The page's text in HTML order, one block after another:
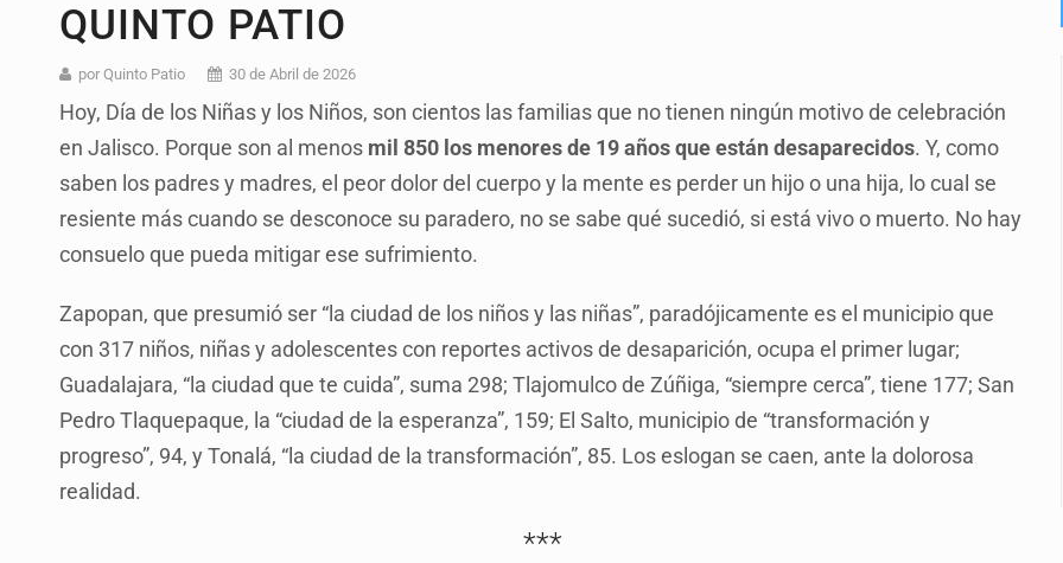
México rompe su récord histórico en los Juegos Centroamericanos
OPS alerta por aumento de casos de sarampión en México y otros tres países de Ámerica
Ayotzinapa: A casi 12 años, entre juicios a exfuncionarios y la fuga de Tomás Zerón
Caen en Zapopan 'El Ruso', objetivo prioritario por homicidios en Playa del Carmen
Pide regidora investigar dictámenes y desalojo de vecinos en Mirador de San Isidro
Ciclosporiasis no representa un riesgo epidemiológico masivo
Detienen en CDMX a Guadalupe “N” por huachicol
Belinda se corona como la más bella de 2026 en People en Español
QUINTO PATIO
por Quinto Patio 30 de Abril de 2026
Hoy, Día de los Niñas y los Niños, son cientos las familias que no tienen ningún motivo de celebración
en Jalisco. Porque son al menos mil 850 los menores de 19 años que están desaparecidos. Y, como
saben los padres y madres, el peor dolor del cuerpo y la mente es perder un hijo o una hija, lo cual se
resiente más cuando se desconoce su paradero, no se sabe qué sucedió, si está vivo o muerto. No hay
consuelo que pueda mitigar ese sufrimiento.
Zapopan, que presumió ser “la ciudad de los niños y las niñas”, paradójicamente es el municipio que
con 317 niños, niñas y adolescentes con reportes activos de desaparición, ocupa el primer lugar;
Guadalajara, “la ciudad que te cuida”, suma 298; Tlajomulco de Zúñiga, “siempre cerca”, tiene 177; San
Pedro Tlaquepaque, la “ciudad de la esperanza”, 159; El Salto, municipio de “transformación y
progreso”, 94, y Tonalá, “la ciudad de la transformación”, 85. Los eslogan se caen, ante la dolorosa
realidad.
***